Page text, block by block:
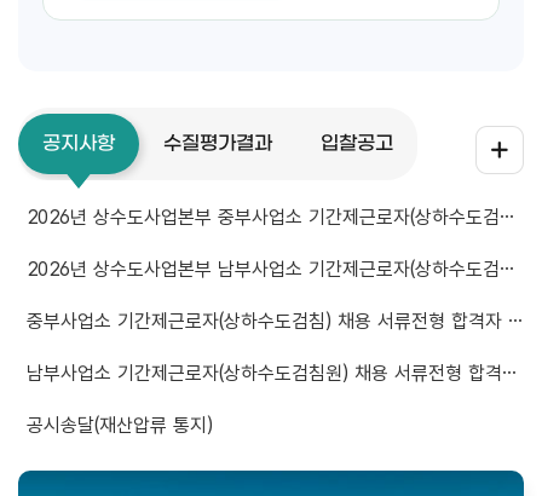
공지사항
2026년 상수도사업본부 중부사업소 기간제근로자(상하수도검침원) 채용시험 최종 합격자 공고
2026년 상수도사업본부 남부사업소 기간제근로자(상하수도검침원) 채용시험 최종 합격자 공고
중부사업소 기간제근로자(상하수도검침) 채용 서류전형 합격자 및 면접시험 시행 공고
남부사업소 기간제근로자(상하수도검침원) 채용 서류전형 합격자 발표 및 면접시험 시행계획 공고
공시송달(재산압류 통지)
수질평가결과 입찰공고